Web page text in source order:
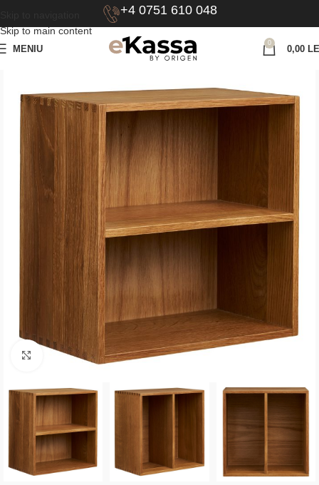
Skip to main content
+4 0751 610 048
MENIU
0
0,00
Click to enlarge